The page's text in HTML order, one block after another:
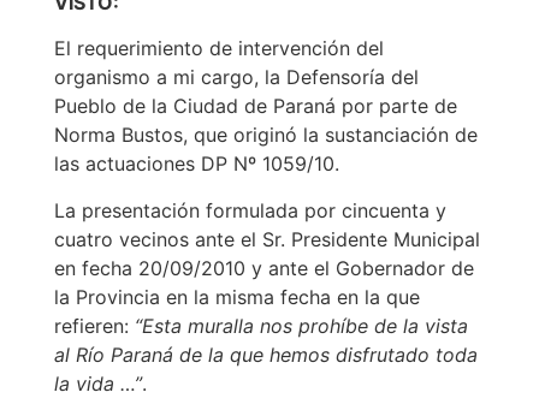
El requerimiento de intervención del
organismo a mi cargo, la Defensoría del
Pueblo de la Ciudad de Paraná por parte de
Norma Bustos, que originó la sustanciación de
las actuaciones DP Nº 1059/10.
La presentación formulada por cincuenta y
cuatro vecinos ante el Sr. Presidente Municipal
en fecha 20/09/2010 y ante el Gobernador de
la Provincia en la misma fecha en la que
refieren: “Esta muralla nos prohíbe de la vista
al Río Paraná de la que hemos disfrutado toda
la vida …”.